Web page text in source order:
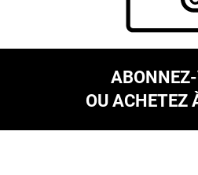
OU ACHETEZ